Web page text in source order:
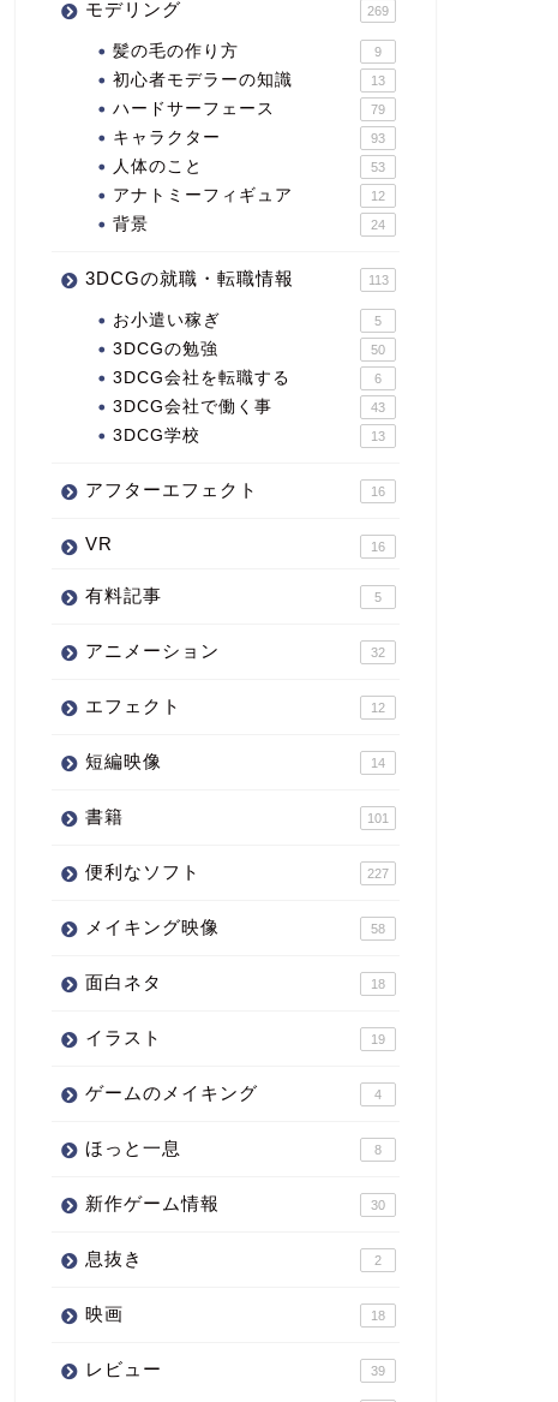
モデリング 269
髪の毛の作り方 9
初心者モデラーの知識 13
ハードサーフェース 79
キャラクター 93
人体のこと 53
アナトミーフィギュア 12
背景 24
3DCGの就職・転職情報 113
お小遣い稼ぎ 5
3DCGの勉強 50
3DCG会社を転職する 6
3DCG会社で働く事 43
3DCG学校 13
アフターエフェクト 16
VR 16
有料記事 5
アニメーション 32
エフェクト 12
短編映像 14
書籍 101
便利なソフト 227
メイキング映像 58
面白ネタ 18
イラスト 19
ゲームのメイキング 4
ほっと一息 8
新作ゲーム情報 30
息抜き 2
映画 18
レビュー 39